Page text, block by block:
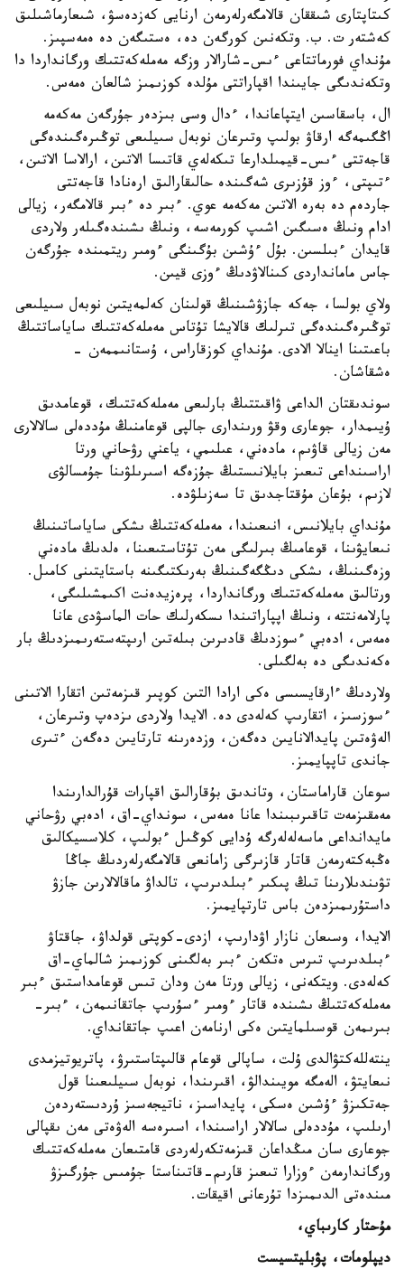
كىتاپتارى شىققان قالامگەرلەرمەن ارنايى كەزدەسۋ، شىعارماشىلىق
كەشتەر ت. ب. وتكەنىن كورگەن دە، ەستىگەن دە ەمەسپىز.
مۇنداي فورماتتاعى ءىس-شارالار وزگە مەملەكەتتىك ورگانداردا دا
وتكەندىگى جايىندا اقپاراتتى مۇلدە كوزىمىز شالعان ەمەس.
ال، باسقاسىن ايتپاعاندا، ءدال وسى بىزدەر جۇرگەن مەكەمە
اڭگىمەگە ارقاۋ بولىپ وتىرعان نوبەل سىيلىعى توڭىرەگىندەگى
قاجەتتى ءىس-قيمىلدارعا تىكەلەي قاتىسا الاتىن، ارالاسا الاتىن،
ءتىپتى، ءوز قۇزىرى شەگىندە حالىقارالىق ارەنادا قاجەتتى
جاردەم دە بەرە الاتىن مەكەمە عوي. ءبىر دە ءبىر قالامگەر، زيالى
ادام ونىڭ ەسىگىن اشىپ كورمەسە، ونىڭ ىشىندەگىلەر ولاردى
قايدان ءبىلسىن. بۇل ءۇشىن بۇگىنگى ءومىر ريتمىندە جۇرگەن
جاس مامانداردى كىنالاۋدىڭ ءوزى قيىن.
ولاي بولسا، جەكە جازۋشىنىڭ قولىنان كەلمەيتىن نوبەل سىيلىعى
توڭىرەگىندەگى تىرلىك قالايشا تۇتاس مەملەكەتتىك ساياساتتىڭ
باعىتىنا اينالا الادى. مۇنداي كوزقاراس، ۇستانىممەن -
ەشقاشان.
سوندىقتان الداعى ۋاقىتتىڭ بارلىعى مەملەكەتتىك، قوعامدىق
ۇيىمدار، جوعارى وقۋ ورىندارى جالپى قوعامنىڭ مۇددەلى سالالارى
مەن زيالى قاۋىم، مادەني، عىلىمي، ياعني رۋحاني ورتا
اراسىنداعى تىعىز بايلانىستىڭ جۇزەگە اسىرىلۋىنا جۇمسالۋى
لازىم، بۇعان مۇقتاجدىق تا سەزىلۋدە.
مۇنداي بايلانىس، انىعىندا، مەملەكەتتىڭ ىشكى ساياساتىنىڭ
نىعايۋىنا، قوعامىڭ بىرلىگى مەن تۇتاستىعىنا، ەلدىڭ مادەني
وزەگىنىڭ، ىشكى دىڭگەگىنىڭ بەرىكتىگىنە باستايتىنى كامىل.
ورتالىق مەملەكەتتىك ورگانداردا، پرەزيدەنت اكىمشىلىگى،
پارلامەنتتە، ونىڭ اپپاراتىندا ىسكەرلىك حات الماسۋدى عانا
ەمەس، ادەبي ءسوزدىڭ قادىرىن بىلەتىن ارىپتەستەرىمىزدىڭ بار
ەكەندىگى دە بەلگىلى.
ولاردىڭ ءارقايسىسى ەكى ارادا التىن كوپىر قىزمەتىن اتقارا الاتىنى
ءسوزسىز، اتقارىپ كەلەدى دە. الايدا ولاردى ىزدەپ وتىرعان،
الەۋەتىن پايدالانايىن دەگەن، وزدەرىنە تارتايىن دەگەن ءتىرى
جاندى تاپپايمىز.
سوعان قاراماستان، وتاندىق بۇقارالىق اقپارات قۇرالدارىندا
مەمقىزمەت تاقىرىبىندا عانا ەمەس، سونداي-اق، ادەبي رۋحاني
مايدانداعى ماسەلەلەرگە ۇدايى كوڭىل ءبولىپ، كلاسسيكالىق
ەڭبەكتەرمەن قاتار قازىرگى زامانعى قالامگەرلەردىڭ جاڭا
تۋىندىلارىنا تىڭ پىكىر ءبىلدىرىپ، تالداۋ ماقالالارىن جازۋ
داستۇرىمىزدەن باس تارتپايمىز.
الايدا، وسىعان نازار اۋدارىپ، ازدى-كوپتى قولداۋ، جاقتاۋ
ءبىلدىرىپ تىرس ەتكەن ءبىر بەلگىنى كوزىمىز شالماي-اق
كەلەدى. ويتكەنى، زيالى ورتا مەن ودان تىس قوعامداستىق ءبىر
مەملەكەتتىڭ ىشىندە قاتار ءومىر ءسۇرىپ جاتقانىمەن، ءبىر-
بىرىمەن قوسىلمايتىن ەكى ارنامەن اعىپ جاتقانداي.
ينتەللەكتۋالدى ۇلت، ساپالى قوعام قالىپتاستىرۋ، پاتريوتيزمدى
نىعايتۋ، الەمگە مويىندالۋ، اقىرىندا، نوبەل سىيلىعىنا قول
جەتكىزۋ ءۇشىن ەسكى، پايداسىز، ناتيجەسىز ۇردىستەردەن
ارىلىپ، مۇددەلى سالالار اراسىندا، اسىرەسە الەۋەتى مەن ىقپالى
جوعارى سان مىڭداعان قىزمەتكەرلەردى قامتىعان مەملەكەتتىك
ورگاندارمەن ءوزارا تىعىز قارىم-قاتىناستا جۇمىس جۇرگىزۋ
مىندەتى الدىمىزدا تۇرعانى اقيقات.
مۇحتار كارىباي،
ديپلومات، پۋبليتسيست